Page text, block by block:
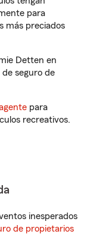
para
más preciados
Detten en
seguro de
para
recreativos.
inesperados
de propietarios